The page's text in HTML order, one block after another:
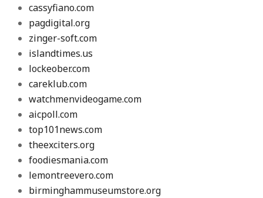
cassyfiano.com
pagdigital.org
zinger-soft.com
islandtimes.us
lockeober.com
careklub.com
watchmenvideogame.com
aicpoll.com
top101news.com
theexciters.org
foodiesmania.com
lemontreevero.com
birminghammuseumstore.org